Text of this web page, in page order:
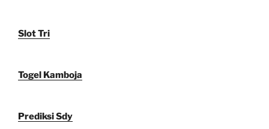
Slot Tri
Togel Kamboja
Prediksi Sdy